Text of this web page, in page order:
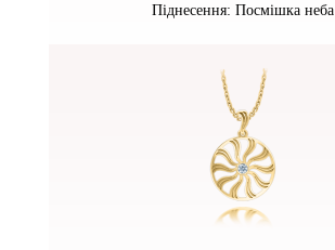
Піднесення: Посмішка неба